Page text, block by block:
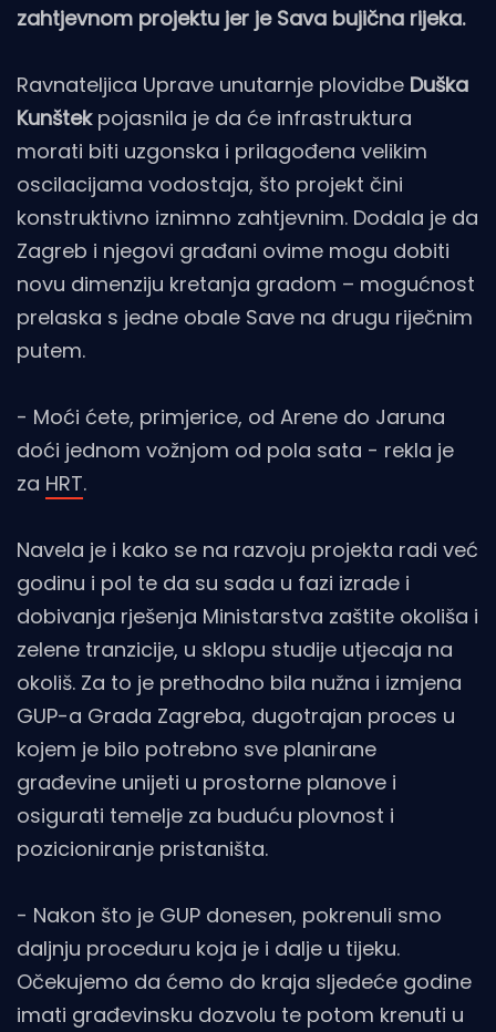
zahtjevnom projektu jer je Sava bujična rijeka.
Ravnateljica Uprave unutarnje plovidbe Duška
Kunštekpojasnila je da će infrastruktura
morati biti uzgonska i prilagođena velikim
oscilacijama vodostaja, što projekt čini
konstruktivno iznimno zahtjevnim. Dodala je da
Zagreb i njegovi građani ovime mogu dobiti
novu dimenziju kretanja gradom – mogućnost
prelaska s jedne obale Save na drugu riječnim
putem.
- Moći ćete, primjerice, od Arene do Jaruna
doći jednom vožnjom od pola sata - rekla je
za HRT.
Navela je i kako se na razvoju projekta radi već
godinu i pol te da su sada u fazi izrade i
dobivanja rješenja Ministarstva zaštite okoliša i
zelene tranzicije, u sklopu studije utjecaja na
okoliš. Za to je prethodno bila nužna i izmjena
GUP-a Grada Zagreba, dugotrajan proces u
kojem je bilo potrebno sve planirane
građevine unijeti u prostorne planove i
osigurati temelje za buduću plovnost i
pozicioniranje pristaništa.
- Nakon što je GUP donesen, pokrenuli smo
daljnju proceduru koja je i dalje u tijeku.
Očekujemo da ćemo do kraja sljedeće godine
imati građevinsku dozvolu te potom krenuti u